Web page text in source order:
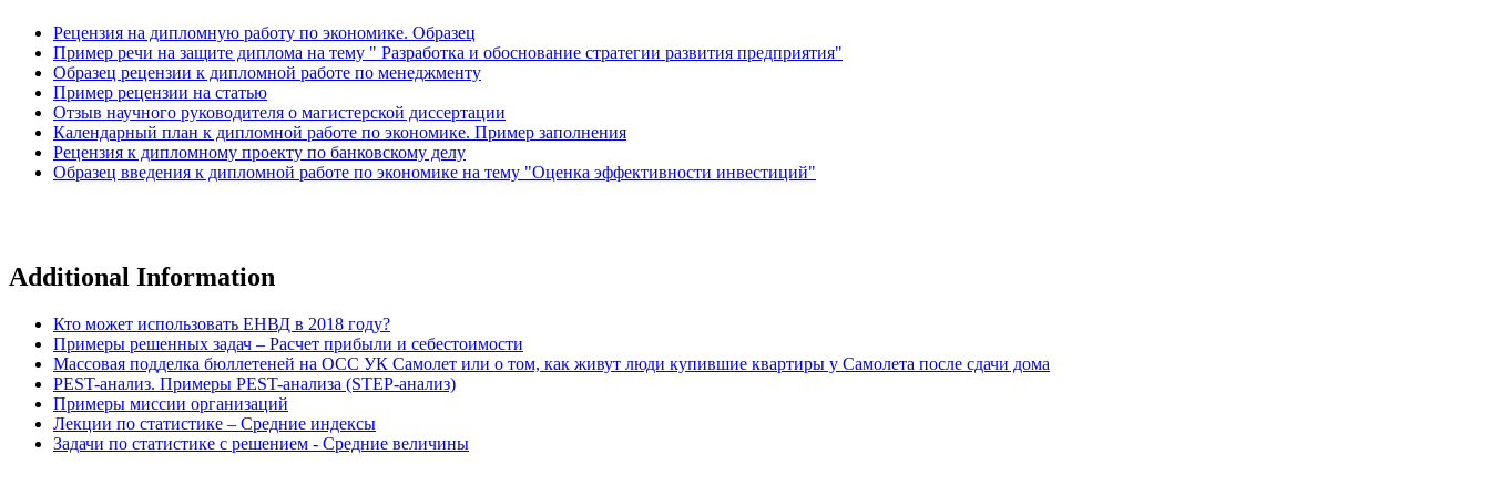
Рецензия на дипломную работу по экономике. Образец
Пример речи на защите диплома на тему " Разработка и обоснование стратегии развития предприятия"
Образец рецензии к дипломной работе по менеджменту
Пример рецензии на статью
Отзыв научного руководителя о магистерской диссертации
Календарный план к дипломной работе по экономике. Пример заполнения
Рецензия к дипломному проекту по банковскому делу
Образец введения к дипломной работе по экономике на тему "Оценка эффективности инвестиций"
Additional Information
Кто может использовать ЕНВД в 2018 году?
Примеры решенных задач – Расчет прибыли и себестоимости
Массовая подделка бюллетеней на ОСС УК Самолет или о том, как живут люди купившие квартиры у Самолета после сдачи дома
PEST-анализ. Примеры PEST-анализа (STEP-анализ)
Примеры миссии организаций
Лекции по статистике – Средние индексы
Задачи по статистике с решением - Средние величины